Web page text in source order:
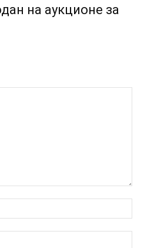
на аукционе за